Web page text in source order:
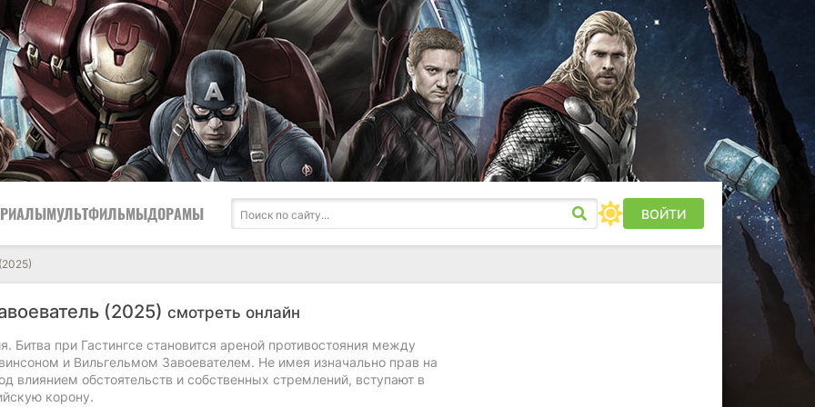
МУЛЬТФИЛЬМЫДОРАМЫ ВОЙТИ
(2025) смотреть онлайн
Битва при Гастингсе становится ареной противостояния между
и Вильгельмом Завоевателем. Не имея изначально прав на
влиянием обстоятельств и собственных стремлений, вступают в
корону.